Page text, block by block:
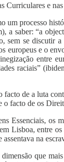
e
um processo
a saber: “a
sem se
europeus e o
entre
raciais”
de a luta
facto de os
Essenciais, os
Lisboa, entre
na
que